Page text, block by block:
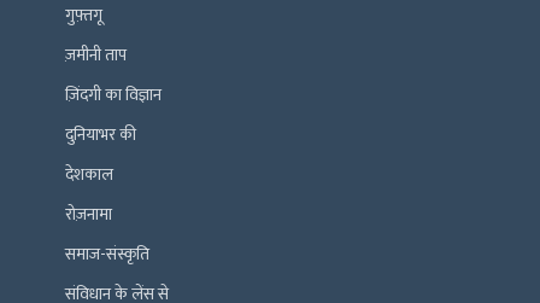
गुफ़्तगू
ज़मीनी ताप
ज़िंदगी का विज्ञान
दुनियाभर की
देशकाल
रोज़नामा
समाज-संस्कृति
संविधान के लेंस से